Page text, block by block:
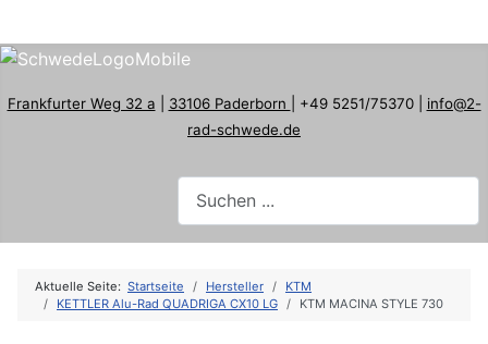
Frankfurter Weg 32 a 33106 Paderborn | +49 5251/75370 | info@2-
rad-schwede.de
Aktuelle Seite: Startseite Hersteller
KTM
KETTLER Alu-Rad QUADRIGA CX10 LG
KTM MACINA STYLE 730